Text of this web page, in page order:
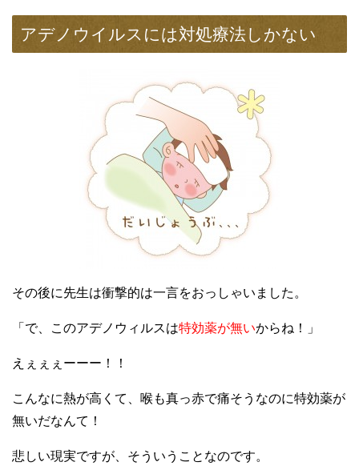
アデノウイルスには対処療法しかない
その後に先生は衝撃的は一言をおっしゃいました。
「で、このアデノウィルスは特効薬が無いからね！」
えぇぇぇーーー！！
こんなに熱が高くて、喉も真っ赤で痛そうなのに特効薬が
無いだなんて！
悲しい現実ですが、そういうことなのです。